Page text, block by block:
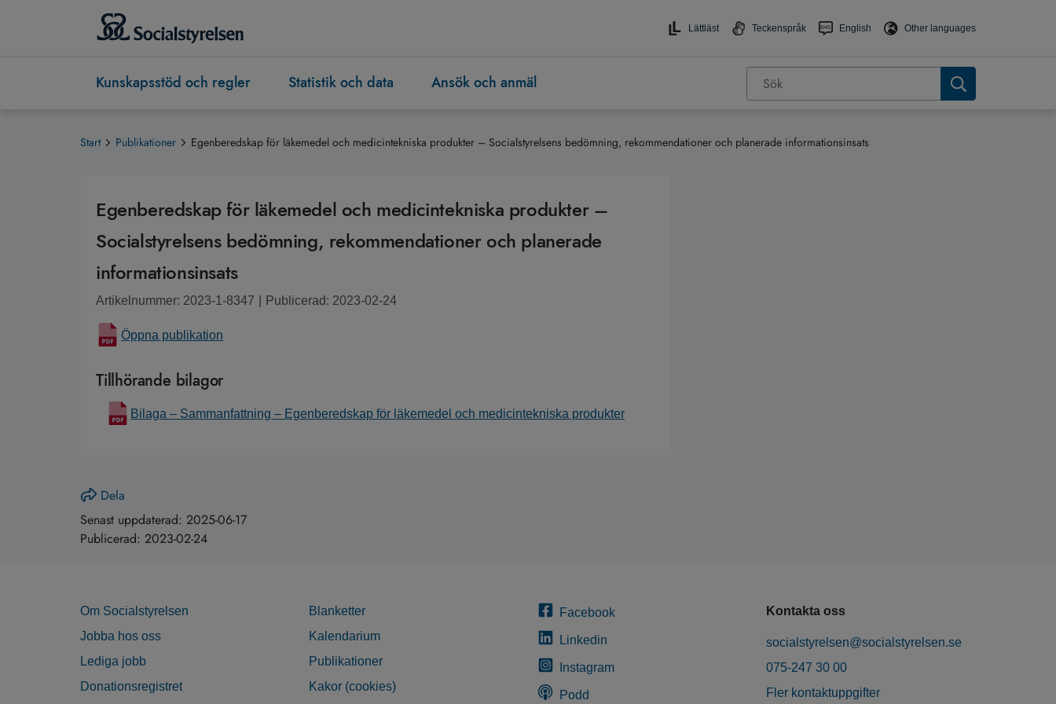
Lättläst Teckenspråk English Other languages
Kunskapsstöd och regler Statistik och data Ansök och anmäl
Start Publikationer Egenberedskap för läkemedel och medicintekniska produkter – Socialstyrelsens bedömning, rekommendationer och planerade informationsinsats
Egenberedskap för läkemedel och medicintekniska produkter –
Socialstyrelsens bedömning, rekommendationer och planerade
informationsinsats
Artikelnummer: 2023-1-8347 Publicerad: 2023-02-24
Öppna publikation
Tillhörande bilagor
Bilaga – Sammanfattning – Egenberedskap för läkemedel och medicintekniska produkter
Dela
Senast uppdaterad: 2025-06-17
Publicerad: 2023-02-24
Om Socialstyrelsen
Jobba hos oss
Lediga jobb
Donationsregistret
Blanketter
Kalendarium
Publikationer
Kakor (cookies)
Facebook
Linkedin
Instagram
Podd
Kontakta oss
socialstyrelsen@socialstyrelsen.se
075-247 30 00
Fler kontaktuppgifter